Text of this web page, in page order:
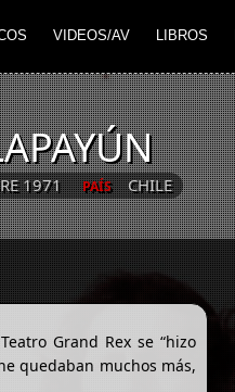
VIDEOS/AV LIBROS
1971 PAÍS CHILE
Grand Rex se “hizo
quedaban muchos más,